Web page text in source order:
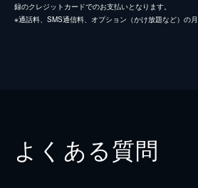
録のクレジットカードでのお支払いとなります。
※通話料、SMS通信料、オプション（かけ放題など）の
よくある質問